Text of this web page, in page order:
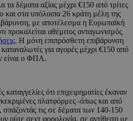
τα δέματα αξίας μέχρι €150 από τρίτες
στα υπόλοιπα 26 κράτη μέλη της
με αποτέλεσμα η Ευρωπαϊκή
προκαλείται αθέμιτος ανταγωνισμός
. Η μόνη επιπρόσθετη επιβάρυνση
για αγορές μέχρι €150 από
είναι ο ΦΠΑ.
ότι επιχειρηματίες έκαναν
πλατφόρμες -όπως και από
σπάζοντάς τις σε δέματα των 140-150
ούτε σεντ φορολογία, σε αντίθεση με